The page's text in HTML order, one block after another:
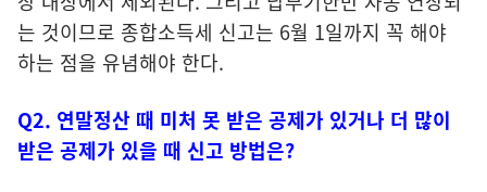
는 것이므로 종합소득세 신고는 6월 1일까지 꼭 해야
하는 점을 유념해야 한다.
Q2. 연말정산 때 미처 못 받은 공제가 있거나 더 많이
받은 공제가 있을 때 신고 방법은?